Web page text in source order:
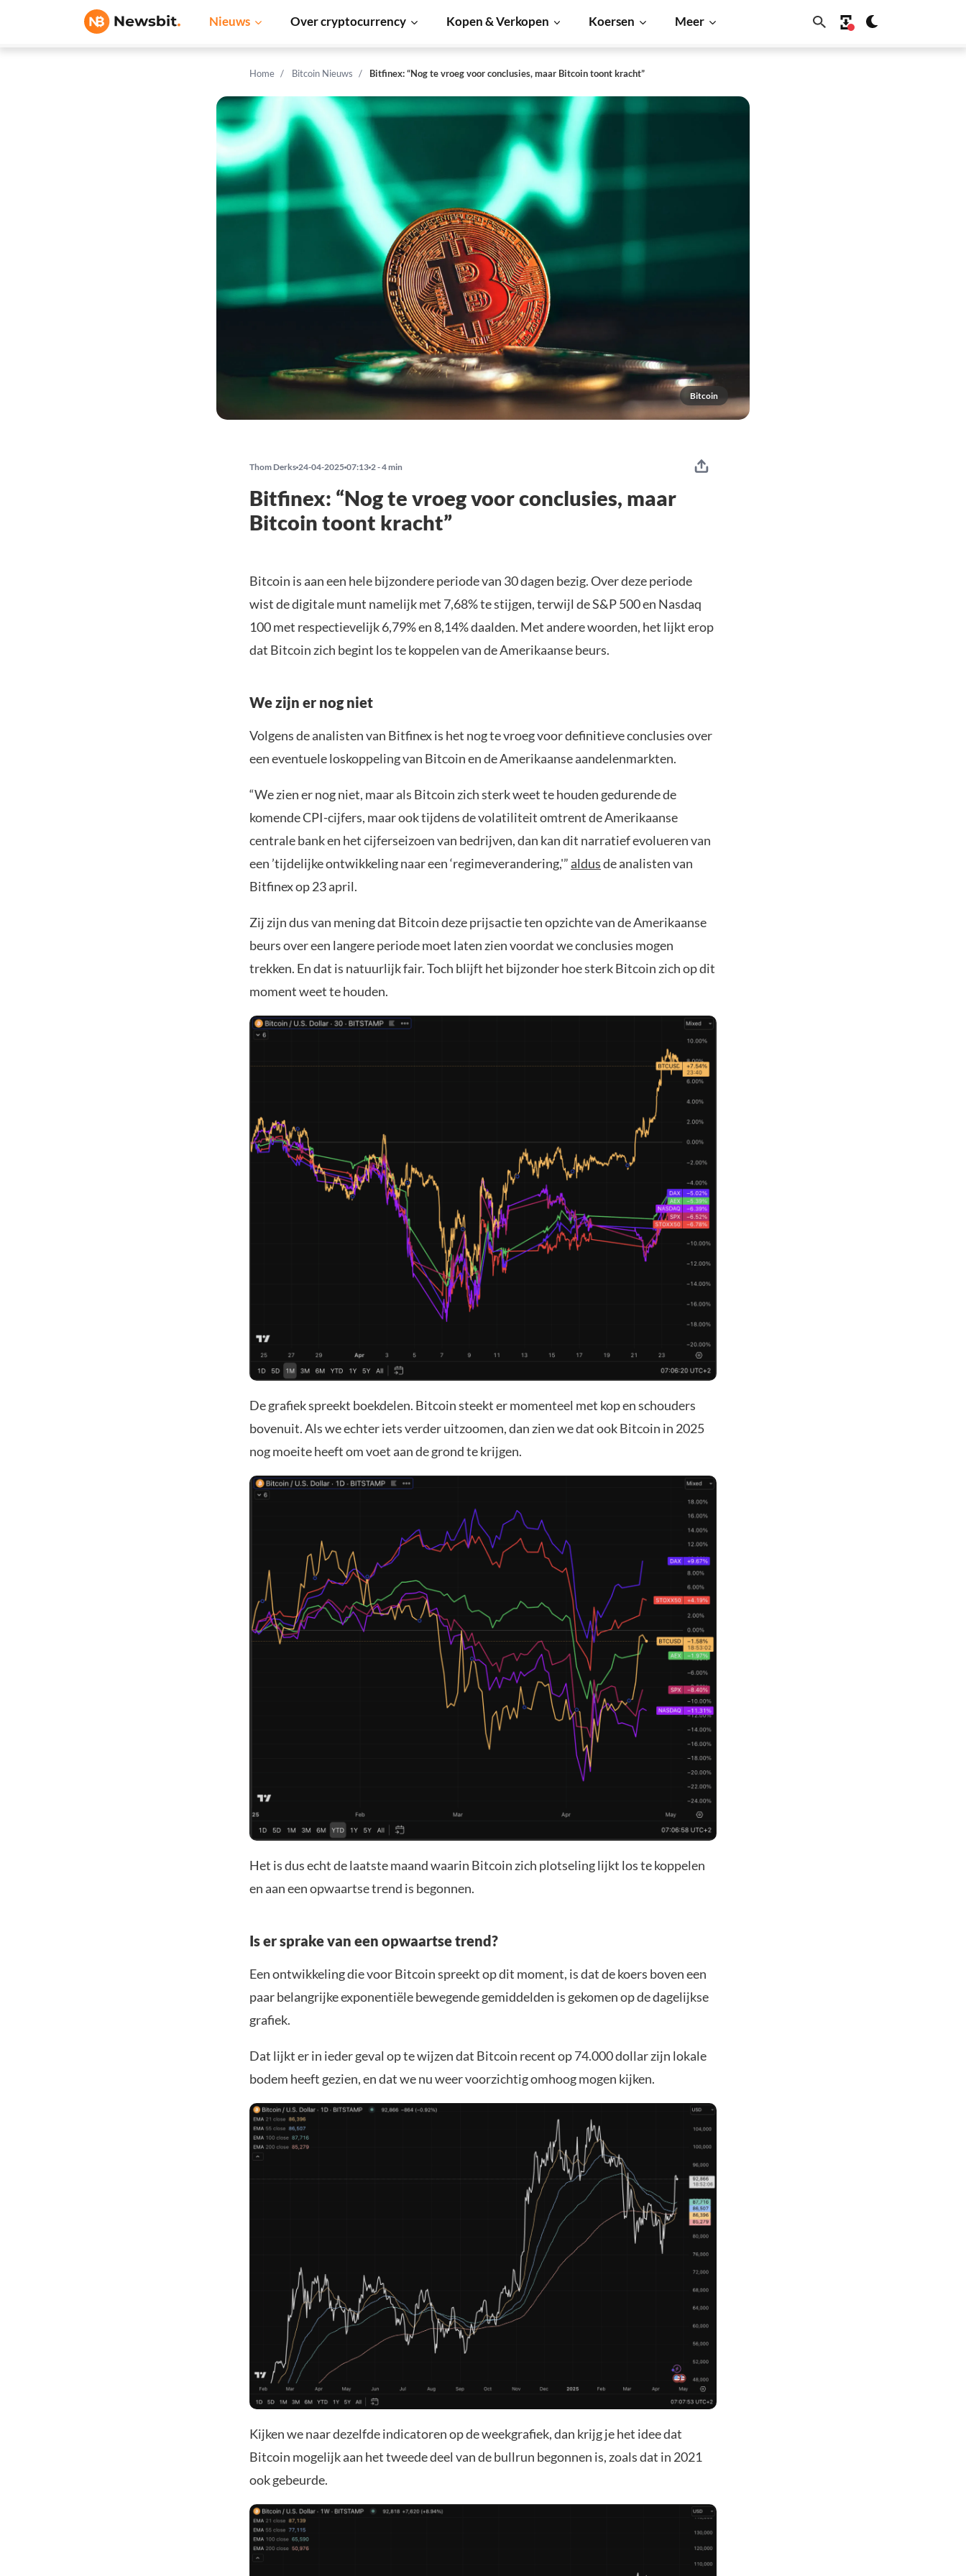
Nieuws Over cryptocurrency Kopen & Verkopen Koersen Meer
Home Bitcoin Nieuws Bitfinex: “Nog te vroeg voor conclusies, maar Bitcoin toont kracht”
Bitcoin
Thom Derks 24-04-2025 07:13 2 - 4 min
Bitfinex: “Nog te vroeg voor conclusies, maar
Bitcoin toont kracht”
Bitcoin is aan een hele bijzondere periode van 30 dagen bezig. Over deze periode
wist de digitale munt namelijk met 7,68% te stijgen, terwijl de S&P 500 en Nasdaq
100 met respectievelijk 6,79% en 8,14% daalden. Met andere woorden, het lijkt erop
dat Bitcoin zich begint los te koppelen van de Amerikaanse beurs.
We zijn er nog niet
Volgens de analisten van Bitfinex is het nog te vroeg voor definitieve conclusies over
een eventuele loskoppeling van Bitcoin en de Amerikaanse aandelenmarkten.
“We zien er nog niet, maar als Bitcoin zich sterk weet te houden gedurende de
komende CPI-cijfers, maar ook tijdens de volatiliteit omtrent de Amerikaanse
centrale bank en het cijferseizoen van bedrijven, dan kan dit narratief evolueren van
een ’tijdelijke ontwikkeling naar een ‘regimeverandering,'”aldusde analisten van
Bitfinex op 23 april.
Zij zijn dus van mening dat Bitcoin deze prijsactie ten opzichte van de Amerikaanse
beurs over een langere periode moet laten zien voordat we conclusies mogen
trekken. En dat is natuurlijk fair. Toch blijft het bijzonder hoe sterk Bitcoin zich op dit
moment weet te houden.
De grafiek spreekt boekdelen. Bitcoin steekt er momenteel met kop en schouders
bovenuit. Als we echter iets verder uitzoomen, dan zien we dat ook Bitcoin in 2025
nog moeite heeft om voet aan de grond te krijgen.
Het is dus echt de laatste maand waarin Bitcoin zich plotseling lijkt los te koppelen
en aan een opwaartse trend is begonnen.
Is er sprake van een opwaartse trend?
Een ontwikkeling die voor Bitcoin spreekt op dit moment, is dat de koers boven een
paar belangrijke exponentiële bewegende gemiddelden is gekomen op de dagelijkse
grafiek.
Dat lijkt er in ieder geval op te wijzen dat Bitcoin recent op 74.000 dollar zijn lokale
bodem heeft gezien, en dat we nu weer voorzichtig omhoog mogen kijken.
Kijken we naar dezelfde indicatoren op de weekgrafiek, dan krijg je het idee dat
Bitcoin mogelijk aan het tweede deel van de bullrun begonnen is, zoals dat in 2021
ook gebeurde.